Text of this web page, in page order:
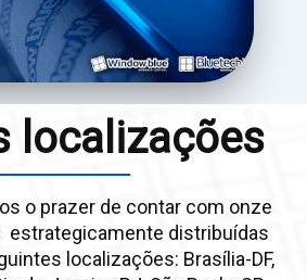
localizações
o prazer de contar com onze
distribuídas
localizações: Brasília-DF,